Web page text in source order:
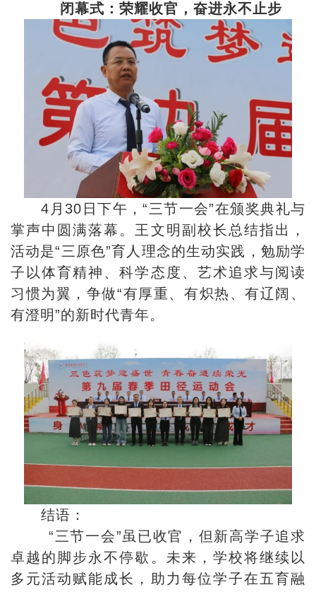
闭幕式：荣耀收官，奋进永不止步
4月30日下午，“三节一会”在颁奖典礼与
掌声中圆满落幕。王文明副校长总结指出，
活动是“三原色”育人理念的生动实践，勉励学
子以体育精神、科学态度、艺术追求与阅读
习惯为翼，争做“有厚重、有炽热、有辽阔、
有澄明”的新时代青年。
结语：
“三节一会”虽已收官，但新高学子追求
卓越的脚步永不停歇。未来，学校将继续以
多元活动赋能成长，助力每位学子在五育融